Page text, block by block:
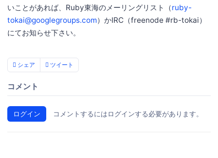
いことがあれば、Ruby東海のメーリングリスト（ruby-
tokai@googlegroups.com）かIRC（freenode #rb-tokai）
にてお知らせ下さい。
シェア ツイート
コメント
ログイン コメントするにはログインする必要があります。